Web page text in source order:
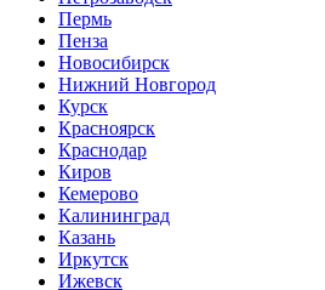
Пермь
Пенза
Новосибирск
Нижний Новгород
Курск
Красноярск
Краснодар
Киров
Кемерово
Калининград
Казань
Иркутск
Ижевск